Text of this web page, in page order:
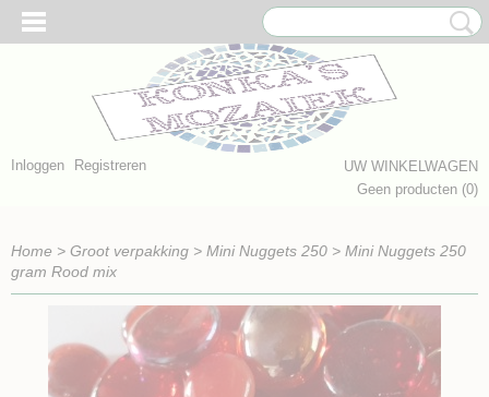
Inloggen Registreren
UW WINKELWAGEN
Geen producten (0)
Home > Groot verpakking > Mini Nuggets 250 > Mini Nuggets 250
gram Rood mix